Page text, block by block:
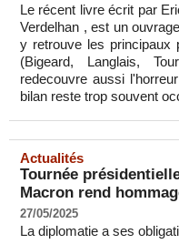
Le récent livre écrit par
Verdelhan , est un
y retrouve les principaux
(Bigeard, Langlais,
redecouvre aussi
bilan reste trop souvent
Actualités
Tournée
Macron rend
27/05/2025
La diplomatie a ses